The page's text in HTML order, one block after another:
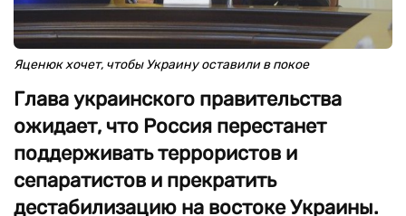
Яценюк хочет, чтобы Украину оставили в покое
Глава украинского правительства
ожидает, что Россия перестанет
поддерживать террористов и
сепаратистов и прекратить
дестабилизацию на востоке Украины.